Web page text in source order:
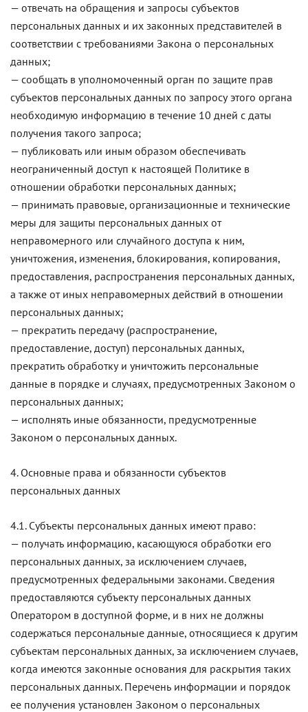
— отвечать на обращения и запросы субъектов
персональных данных и их законных представителей в
соответствии с требованиями Закона о персональных
данных;
— сообщать в уполномоченный орган по защите прав
субъектов персональных данных по запросу этого органа
необходимую информацию в течение 10 дней с даты
получения такого запроса;
— публиковать или иным образом обеспечивать
неограниченный доступ к настоящей Политике в
отношении обработки персональных данных;
— принимать правовые, организационные и технические
меры для защиты персональных данных от
неправомерного или случайного доступа к ним,
уничтожения, изменения, блокирования, копирования,
предоставления, распространения персональных данных,
а также от иных неправомерных действий в отношении
персональных данных;
— прекратить передачу (распространение,
предоставление, доступ) персональных данных,
прекратить обработку и уничтожить персональные
данные в порядке и случаях, предусмотренных Законом о
персональных данных;
— исполнять иные обязанности, предусмотренные
Законом о персональных данных.
4. Основные права и обязанности субъектов
персональных данных
4.1. Субъекты персональных данных имеют право:
— получать информацию, касающуюся обработки его
персональных данных, за исключением случаев,
предусмотренных федеральными законами. Сведения
предоставляются субъекту персональных данных
Оператором в доступной форме, и в них не должны
содержаться персональные данные, относящиеся к другим
субъектам персональных данных, за исключением случаев,
когда имеются законные основания для раскрытия таких
персональных данных. Перечень информации и порядок
ее получения установлен Законом о персональных